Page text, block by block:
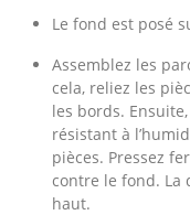
Le fond est posé
Assemblez les
cela, reliez les
les bords.
résistant à
pièces. Pressez
contre le fond. La
haut.